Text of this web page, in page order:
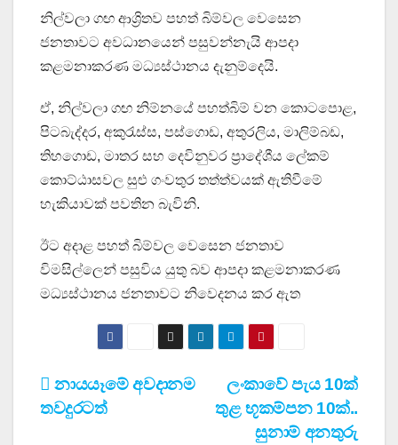
නිල්වලා ගඟ ආශ්‍රිතව පහත් බිම්වල වෙසෙන
ජනතාවට අවධානයෙන් පසුවන්නැයි ආපදා
කළමනාකරණ මධ්‍යස්ථානය දැනුම්දෙයි.
ඒ, නිල්වලා ගඟ නිම්නයේ පහත්බිම් වන කොටපොළ,
පිටබැද්දර, අකුරැස්ස, පස්ගොඩ, අතුරලිය, මාලිම්බඩ,
තිහගොඩ, මාතර සහ දෙවිනුවර ප්‍රාදේශීය ලේකම්
කොට්ඨාසවල සුළු ගංවතුර තත්ත්වයක් ඇතිවීමේ
හැකියාවක් පවතින බැවිනි.
ඊට අදාළ පහත් බිම්වල වෙසෙන ජනතාව
විමසිල්ලෙන් පසුවිය යුතු බව ආපදා කළමනාකරණ
මධ්‍යස්ථානය ජනතාවට නිවෙදනය කර ඇත
Post
navigation
ලංකාවේ පැය 10ක්
තුළ භූකම්පන 10ක්..
සුනාම් අනතුරු
නායයෑමේ අවදානම
තවදුරටත්